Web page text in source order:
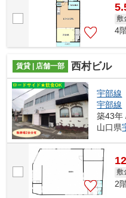
敷
4
賃貸 | 店舗一部 西村ビル
宇部線
宇部線
築43年
山口県
敷
2